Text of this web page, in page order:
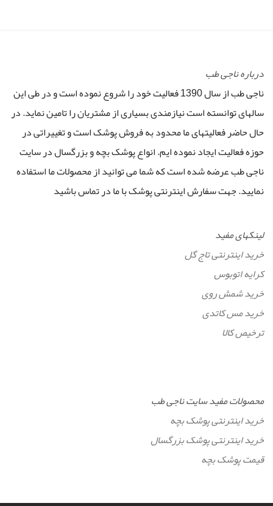
درباره ناجی طب
ناجی طب از سال 1390 فعالیت خود را شروع نموده است و در طی این
سالهای توانسته است نیازمندی بسیاری از مشتریان را تامین نماید. در
حال حاضر فعالیتهای ما محدود به فروش پوشک است و تغییراتی در
حوزه فعالیت ایجاد نموده ایم. انواع پوشک بچه و بزرگسال در سایت
ناجی طب عرضه شده است که شما می توانید از محصولات ما استفاده
نمایید. جهت سفارش اینترنتی پوشک با ما در تماس باشید
لینکهای مفید
خرید اینترنتی تاج گل
کرایه اتوبوس
خرید شمش روی
خرید مس کاتدی
ترخیص کالا
محصولات مفید سایت ناجی طب
خرید اینترنتی پوشک بچه
خرید اینترنتی پوشک بزرگسال
قیمت پوشک بچه